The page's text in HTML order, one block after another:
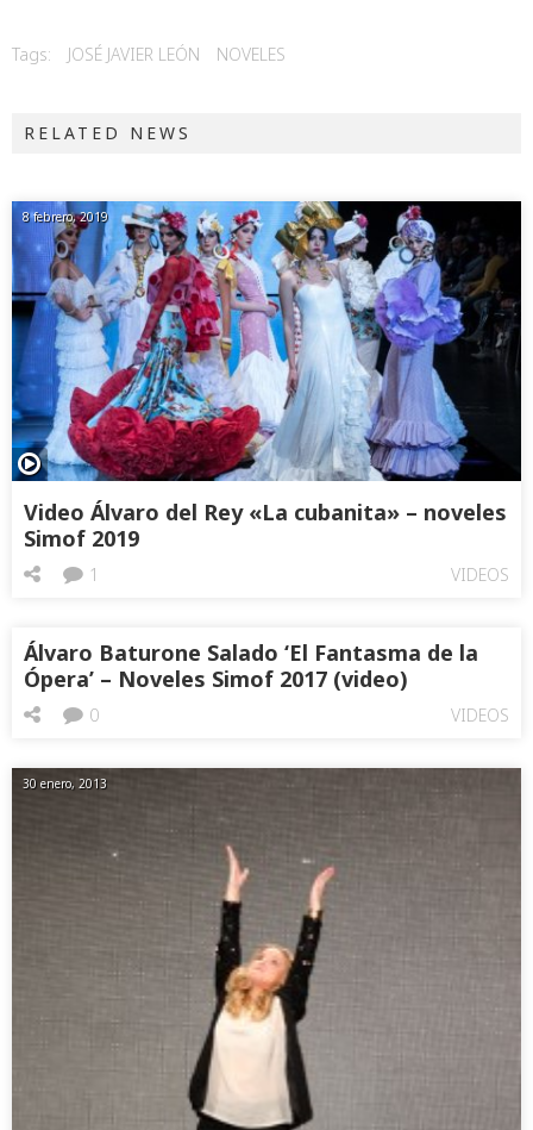
Tags: JOSÉ JAVIER LEÓN NOVELES
RELATED NEWS
8 febrero, 2019
Video Álvaro del Rey «La cubanita» – noveles
Simof 2019
VIDEOS
1
Álvaro Baturone Salado ‘El Fantasma de la
Ópera’ – Noveles Simof 2017 (video)
VIDEOS
0
30 enero, 2013